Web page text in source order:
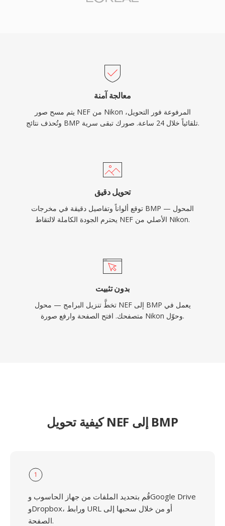
معالجة آمنة
يتم مسح صور NEF من Nikon المرفوعة فور التحويل،
وتُحذف نتائج BMP تلقائياً خلال 24 ساعة. صورك تبقى سرية.
تحويل دقيق
توقع ألواناً وتفاصيل دقيقة في مخرجات BMP — المحول
يحترم الجودة الكاملة لالتقاط NEF الأصلي من Nikon.
بدون تثبيت
تخطَّ تنزيل البرامج — محول NEF إلى BMP يعمل في
متصفحك. افتح الصفحة وارفع صورة Nikon وحوّل.
كيفية تحويل NEF إلى BMP
1
قُم بتحديد الملفات من جهاز الحاسوب وGoogle Drive
وDropbox، ورابط URL أو من خلال سحبها إلى
الصفحة.